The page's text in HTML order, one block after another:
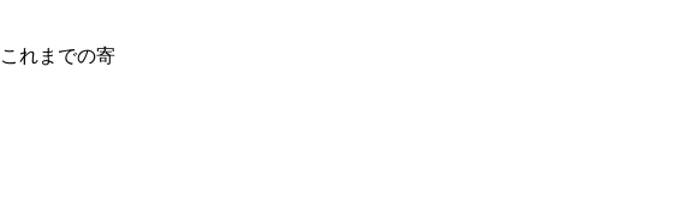
れまでの寄